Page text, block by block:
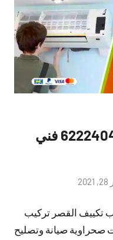
رقم فني تكييف القصر 62224041 فني
تعليقات
تكييف القصر تركيب
صحراوية صيانة وتصليح